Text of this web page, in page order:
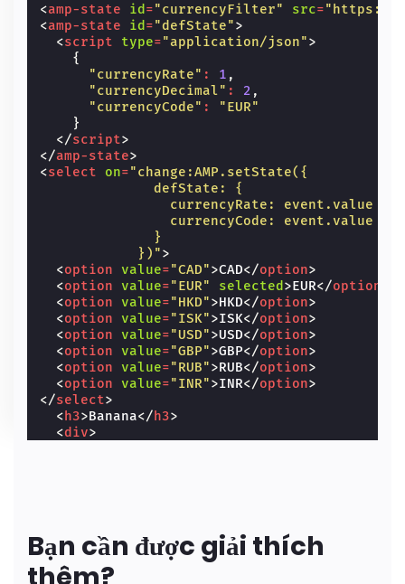
<amp-state id ="currencyFilter" src="https://
<amp-state id ="defState">
<script type="application/json">
{
"currencyRate" : 1 ,
"currencyDecimal" : 2 ,
"currencyCode" :
"EUR"
}
</script>
</amp-state>
<select on="change:AMP.setState({
              defState: {
currencyRate: event.value
                currencyCode: event.value
              }
            })"
>
<option value="CAD">CAD</option>
<option value="EUR" selected >EUR</option
<option value="HKD">HKD</option>
<option value="ISK">ISK</option>
<option value="USD">USD</option>
<option value="GBP">GBP</option>
<option value="RUB">RUB</option>
<option value="INR">INR</option>
</select>
< h3>Banana</ h3>
<div>
Bạn cần được giải thích